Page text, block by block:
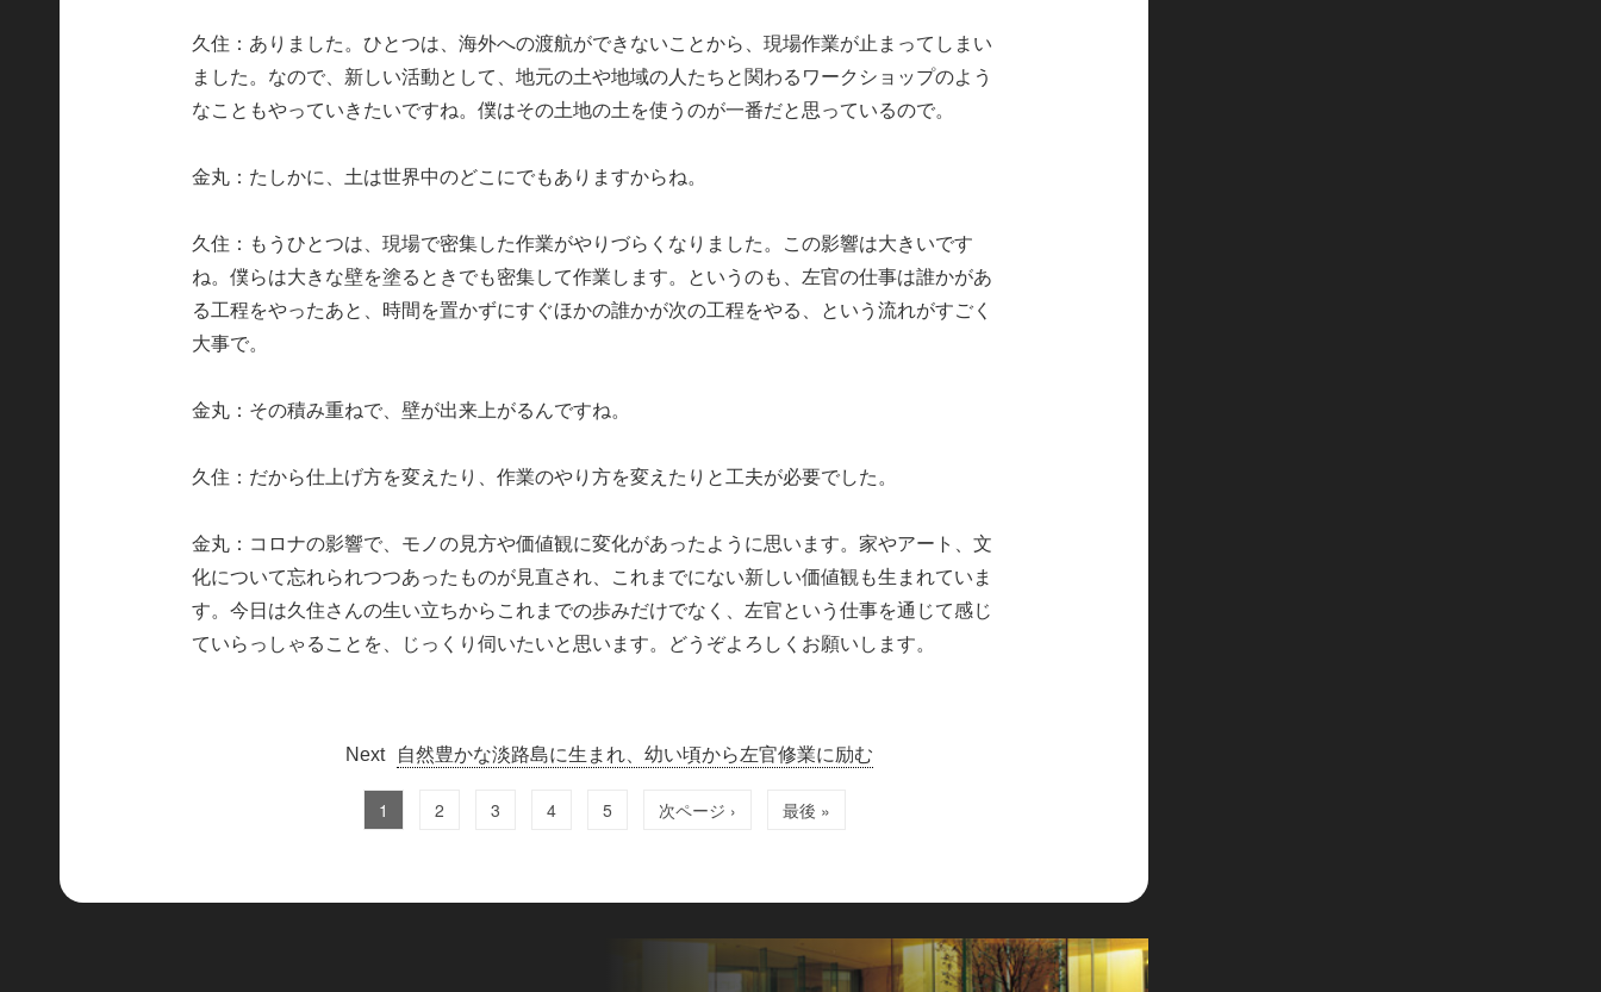
久住：ありました。ひとつは、海外への渡航ができないことから、現場作業が止まってしまい
ました。なので、新しい活動として、地元の土や地域の人たちと関わるワークショップのよう
なこともやっていきたいですね。僕はその土地の土を使うのが一番だと思っているので。
金丸：たしかに、土は世界中のどこにでもありますからね。
久住：もうひとつは、現場で密集した作業がやりづらくなりました。この影響は大きいです
ね。僕らは大きな壁を塗るときでも密集して作業します。というのも、左官の仕事は誰かがあ
る工程をやったあと、時間を置かずにすぐほかの誰かが次の工程をやる、という流れがすごく
大事で。
金丸：その積み重ねで、壁が出来上がるんですね。
久住：だから仕上げ方を変えたり、作業のやり方を変えたりと工夫が必要でした。
金丸：コロナの影響で、モノの見方や価値観に変化があったように思います。家やアート、文
化について忘れられつつあったものが見直され、これまでにない新しい価値観も生まれていま
す。今日は久住さんの生い立ちからこれまでの歩みだけでなく、左官という仕事を通じて感じ
ていらっしゃることを、じっくり伺いたいと思います。どうぞよろしくお願いします。
自然豊かな淡路島に生まれ、幼い頃から左官修業に励む
1 2 3 4 5 次ページ › 最後 »